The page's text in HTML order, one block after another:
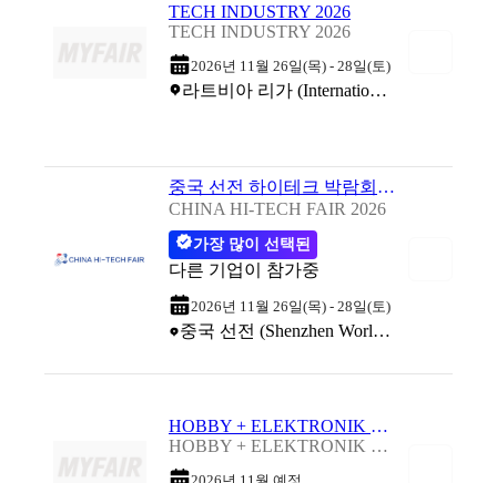
TECH INDUSTRY 2026
TECH INDUSTRY 2026
2026년 11월 26일(목) - 28일(토)
라트비아 리가 (International Exhibition Center)
중국 선전 하이테크 박람회 2026
CHINA HI-TECH FAIR 2026
가장 많이 선택된
다른 기업이 참가중
2026년 11월 26일(목) - 28일(토)
중국 선전 (Shenzhen World Exhibition & Convention Center)
HOBBY + ELEKTRONIK 2026
HOBBY + ELEKTRONIK 2026